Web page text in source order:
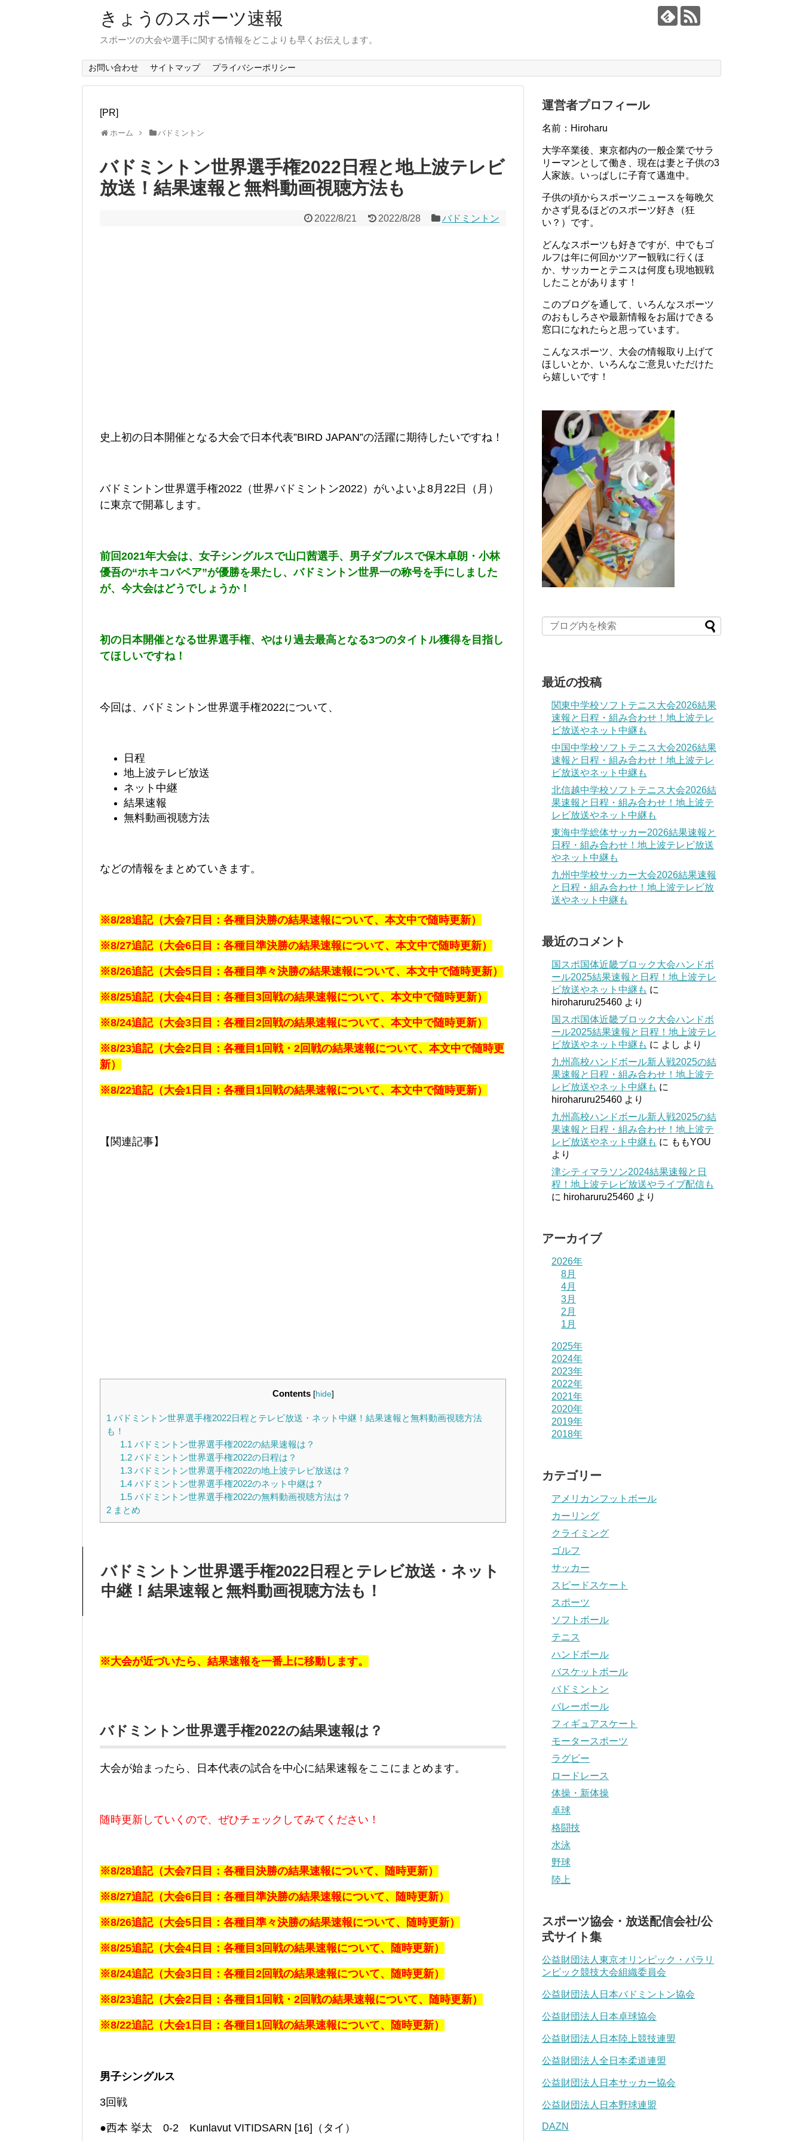
きょうのスポーツ速報
スポーツの大会や選手に関する情報をどこよりも早くお伝えします。
お問い合わせ サイトマップ プライバシーポリシー
[PR]
ホーム バドミントン
バドミントン世界選手権2022日程と地上波テレビ
放送！結果速報と無料動画視聴方法も
2022/8/21 2022/8/28 バドミントン
史上初の日本開催となる大会で日本代表”BIRD JAPAN”の活躍に期待したいですね！
バドミントン世界選手権2022（世界バドミントン2022）がいよいよ8月22日（月）
に東京で開幕します。
前回2021年大会は、女子シングルスで山口茜選手、男子ダブルスで保木卓朗・小林
優吾の“ホキコバペア”が優勝を果たし、バドミントン世界一の称号を手にしました
が、今大会はどうでしょうか！
初の日本開催となる世界選手権、やはり過去最高となる3つのタイトル獲得を目指し
てほしいですね！
今回は、バドミントン世界選手権2022について、
日程
地上波テレビ放送
ネット中継
結果速報
無料動画視聴方法
などの情報をまとめていきます。
※8/28追記（大会7日目：各種目決勝の結果速報について、本文中で随時更新）
※8/27追記（大会6日目：各種目準決勝の結果速報について、本文中で随時更新）
※8/26追記（大会5日目：各種目準々決勝の結果速報について、本文中で随時更新）
※8/25追記（大会4日目：各種目3回戦の結果速報について、本文中で随時更新）
※8/24追記（大会3日目：各種目2回戦の結果速報について、本文中で随時更新）
※8/23追記（大会2日目：各種目1回戦・2回戦の結果速報について、本文中で随時更
新）
※8/22追記（大会1日目：各種目1回戦の結果速報について、本文中で随時更新）
【関連記事】
Contents [hide]
1 バドミントン世界選手権2022日程とテレビ放送・ネット中継！結果速報と無料動画視聴方法
も！
1.1 バドミントン世界選手権2022の結果速報は？
1.2バドミントン世界選手権2022の日程は？
1.3バドミントン世界選手権2022の地上波テレビ放送は？
1.4バドミントン世界選手権2022のネット中継は？
1.5バドミントン世界選手権2022の無料動画視聴方法は？
2 まとめ
バドミントン世界選手権2022日程とテレビ放送・ネット
中継！結果速報と無料動画視聴方法も！
※大会が近づいたら、結果速報を一番上に移動します。
バドミントン世界選手権2022の結果速報は？
大会が始まったら、日本代表の試合を中心に結果速報をここにまとめます。
随時更新していくので、ぜひチェックしてみてください！
※8/28追記（大会7日目：各種目決勝の結果速報について、随時更新）
※8/27追記（大会6日目：各種目準決勝の結果速報について、随時更新）
※8/26追記（大会5日目：各種目準々決勝の結果速報について、随時更新）
※8/25追記（大会4日目：各種目3回戦の結果速報について、随時更新）
※8/24追記（大会3日目：各種目2回戦の結果速報について、随時更新）
※8/23追記（大会2日目：各種目1回戦・2回戦の結果速報について、随時更新）
※8/22追記（大会1日目：各種目1回戦の結果速報について、随時更新）
男子シングルス
3回戦
●西本 挙太 0-2 Kunlavut VITIDSARN [16]（タイ）
運営者プロフィール
名前：Hiroharu
大学卒業後、東京都内の一般企業でサラ
リーマンとして働き、現在は妻と子供の3
人家族。いっぱしに子育て邁進中。
子供の頃からスポーツニュースを毎晩欠
かさず見るほどのスポーツ好き（狂
い？）です。
どんなスポーツも好きですが、中でもゴ
ルフは年に何回かツアー観戦に行くほ
か、サッカーとテニスは何度も現地観戦
したことがあります！
このブログを通して、いろんなスポーツ
のおもしろさや最新情報をお届けできる
窓口になれたらと思っています。
こんなスポーツ、大会の情報取り上げて
ほしいとか、いろんなご意見いただけた
ら嬉しいです！
最近の投稿
関東中学校ソフトテニス大会2026結果
速報と日程・組み合わせ！地上波テレ
ビ放送やネット中継も
中国中学校ソフトテニス大会2026結果
速報と日程・組み合わせ！地上波テレ
ビ放送やネット中継も
北信越中学校ソフトテニス大会2026結
果速報と日程・組み合わせ！地上波テ
レビ放送やネット中継も
東海中学総体サッカー2026結果速報と
日程・組み合わせ！地上波テレビ放送
やネット中継も
九州中学校サッカー大会2026結果速報
と日程・組み合わせ！地上波テレビ放
送やネット中継も
最近のコメント
国スポ国体近畿ブロック大会ハンドボ
ール2025結果速報と日程！地上波テレ
ビ放送やネット中継も に
hiroharuru25460 より
国スポ国体近畿ブロック大会ハンドボ
ール2025結果速報と日程！地上波テレ
ビ放送やネット中継も に よし より
九州高校ハンドボール新人戦2025の結
果速報と日程・組み合わせ！地上波テ
レビ放送やネット中継も に
hiroharuru25460 より
九州高校ハンドボール新人戦2025の結
果速報と日程・組み合わせ！地上波テ
レビ放送やネット中継も に ももYOU
より
津シティマラソン2024結果速報と日
程！地上波テレビ放送やライブ配信も
に hiroharuru25460 より
アーカイブ
2026年
8月
4月
3月
2月
1月
2025年
2024年
2023年
2022年
2021年
2020年
2019年
2018年
カテゴリー
アメリカンフットボール
カーリング
クライミング
ゴルフ
サッカー
スピードスケート
スポーツ
ソフトボール
テニス
ハンドボール
バスケットボール
バドミントン
バレーボール
フィギュアスケート
モータースポーツ
ラグビー
ロードレース
体操・新体操
卓球
格闘技
水泳
野球
陸上
スポーツ協会・放送配信会社/公
式サイト集
公益財団法人東京オリンピック・パラリ
ンピック競技大会組織委員会
公益財団法人日本バドミントン協会
公益財団法人日本卓球協会
公益財団法人日本陸上競技連盟
公益財団法人全日本柔道連盟
公益財団法人日本サッカー協会
公益財団法人日本野球連盟
DAZN